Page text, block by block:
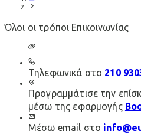
Όλοι οι τρόποι Επικοινωνίας
Τηλεφωνικά στο 210
Προγραμμάτισε την
μέσω της εφαρμογής
Μέσω email στο